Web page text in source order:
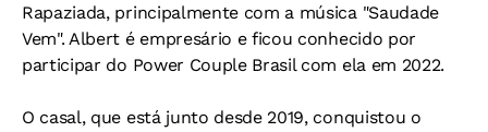
Rapaziada, principalmente com a música "Saudade
Vem". Albert é empresário e ficou conhecido por
participar do Power Couple Brasil com ela em 2022.
O casal, que está junto desde 2019, conquistou o